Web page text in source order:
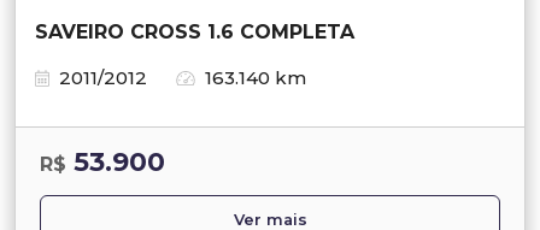
SAVEIRO CROSS 1.6 COMPLETA
2011/2012
163.140 km
R$ 53.900
Ver mais